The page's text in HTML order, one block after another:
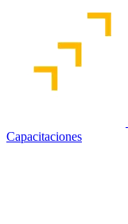
Capacitaciones